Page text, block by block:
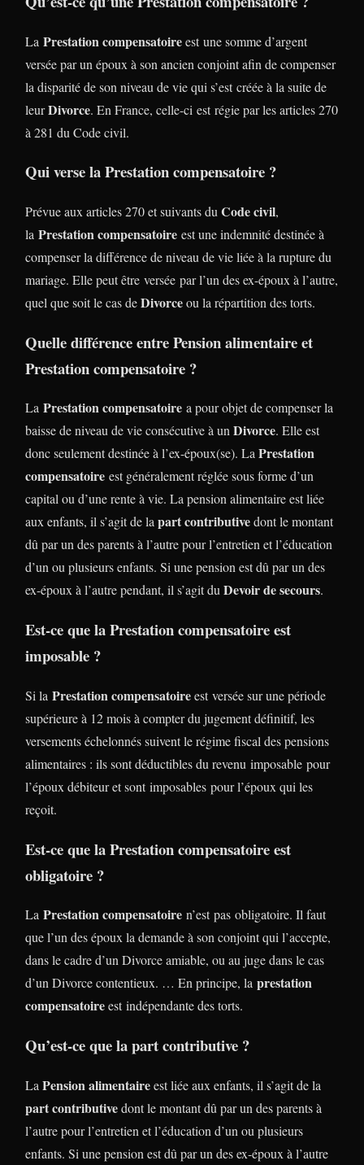
La Prestation compensatoireest une somme d’argent
versée par un époux à son ancien conjoint afin de compenser
la disparité de son niveau de vie qui s’est créée à la suite de
leurDivorce. En France, celle-ci est régie par les articles 270
à 281 du Code civil.
Qui verse la Prestation compensatoire ?
Prévue aux articles 270 et suivants du Code civil,
la Prestation compensatoire est une indemnité destinée à
compenser la différence de niveau de vie liée à la rupture du
mariage. Elle peut être versée par l’un des ex-époux à l’autre,
quel que soit le cas deDivorceou la répartition des torts.
Quelle différence entre Pension alimentaire et
Prestation compensatoire ?
La Prestation compensatoire a pour objet de compenser la
baisse de niveau de vie consécutive à unDivorce. Elle est
donc seulement destinée à l’ex-époux(se). LaPrestation
compensatoire est généralement réglée sous forme d’un
capital ou d’une rente à vie. La pension alimentaire est liée
aux enfants, il s’agit de lapart contributivedont le montant
dû par un des parents à l’autre pour l’entretien et l’éducation
d’un ou plusieurs enfants. Si une pension est dû par un des
ex-époux à l’autre pendant, il s’agit duDevoir de secours.
Est-ce que la Prestation compensatoire est
imposable ?
Si la Prestation compensatoireest versée sur une période
supérieure à 12 mois à compter du jugement définitif, les
versements échelonnés suivent le régime fiscal des pensions
alimentaires : ils sont déductibles du revenu imposable pour
l’époux débiteur et sont imposables pour l’époux qui les
reçoit.
Est-ce que la Prestation compensatoire est
obligatoire ?
La Prestation compensatoire n’est pas obligatoire. Il faut
que l’un des époux la demande à son conjoint qui l’accepte,
dans le cadre d’un Divorce amiable, ou au juge dans le cas
d’un Divorce contentieux. … En principe, la prestation
compensatoireest indépendante des torts.
Qu’est-ce que la part contributive ?
La Pension alimentaireest liée aux enfants, il s’agit de la
part contributivedont le montant dû par un des parents à
l’autre pour l’entretien et l’éducation d’un ou plusieurs
enfants. Si une pension est dû par un des ex-époux à l’autre